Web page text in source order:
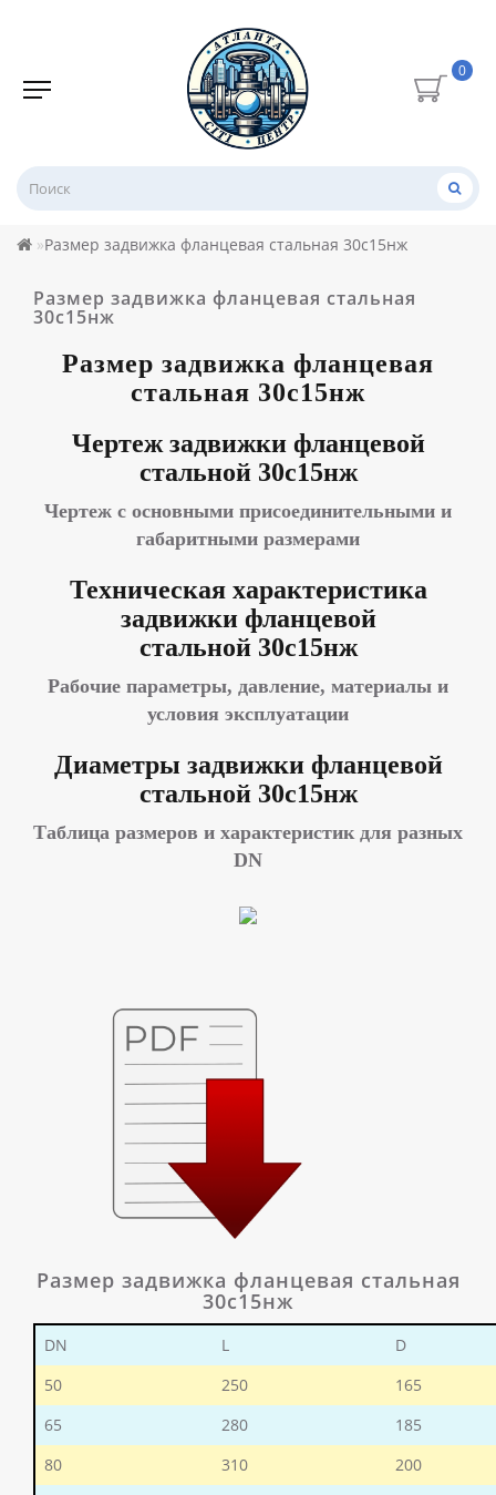
0
Размер задвижка фланцевая стальная 30с15нж
Размер задвижка фланцевая стальная
30с15нж
Размер задвижка фланцевая
стальная 30с15нж
Чертеж задвижки фланцевой
стальной 30с15нж
Чертеж с основными присоединительными и
габаритными размерами
Техническая характеристика
задвижки фланцевой
стальной 30с15нж
Рабочие параметры, давление, материалы и
условия эксплуатации
Диаметры задвижки фланцевой
стальной 30с15нж
Таблица размеров и характеристик для разных
DN
Размер задвижка фланцевая стальная
30с15нж
DN L
D
50
250
165
65
280
185
80
310
200